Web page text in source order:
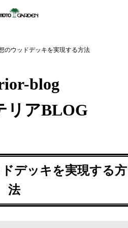
のウッドデッキを実現する方法
blog
リアBLOG
デッキを実現する方
法